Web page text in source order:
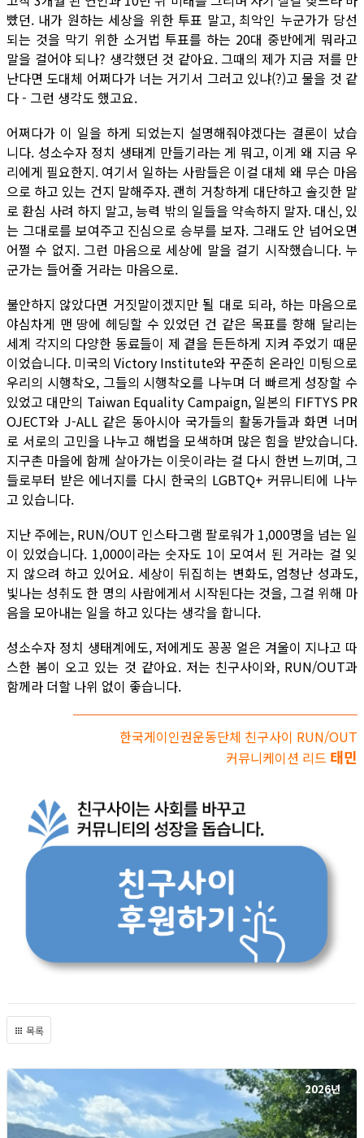
빴던. 내가 원하는 세상을 위한 투표 말고, 최악인 누군가가 당선
되는 것을 막기 위한 소거법 투표를 하는 20대 중반에게 뭐라고
말을 걸어야 되나? 생각했던 것 같아요. 그때의 제가 지금 저를 만
난다면 도대체 어쩌다가 너는 거기서 그러고 있냐(?)고 물을 것 같
다 - 그런 생각도 했고요.
어쩌다가 이 일을 하게 되었는지 설명해줘야겠다는 결론이 났습
니다. 성소수자 정치 생태계 만들기라는 게 뭐고, 이게 왜 지금 우
리에게 필요한지. 여기서 일하는 사람들은 이걸 대체 왜 무슨 마음
으로 하고 있는 건지 말해주자. 괜히 거창하게 대단하고 솔깃한 말
로 환심 사려 하지 말고, 능력 밖의 일들을 약속하지 말자. 대신, 있
는 그대로를 보여주고 진심으로 승부를 보자. 그래도 안 넘어오면
어쩔 수 없지. 그런 마음으로 세상에 말을 걸기 시작했습니다. 누
군가는 들어줄 거라는 마음으로.
불안하지 않았다면 거짓말이겠지만 될 대로 되라, 하는 마음으로
야심차게 맨 땅에 헤딩할 수 있었던 건 같은 목표를 향해 달리는
세계 각지의 다양한 동료들이 제 곁을 든든하게 지켜 주었기 때문
이었습니다. 미국의 Victory Institute와 꾸준히 온라인 미팅으로
우리의 시행착오, 그들의 시행착오를 나누며 더 빠르게 성장할 수
있었고 대만의 Taiwan Equality Campaign, 일본의 FIFTYS PR
OJECT와 J-ALL 같은 동아시아 국가들의 활동가들과 화면 너머
로 서로의 고민을 나누고 해법을 모색하며 많은 힘을 받았습니다.
지구촌 마을에 함께 살아가는 이웃이라는 걸 다시 한번 느끼며, 그
들로부터 받은 에너지를 다시 한국의 LGBTQ+ 커뮤니티에 나누
고 있습니다.
지난 주에는, RUN/OUT 인스타그램 팔로워가 1,000명을 넘는 일
이 있었습니다. 1,000이라는 숫자도 1이 모여서 된 거라는 걸 잊
지 않으려 하고 있어요. 세상이 뒤집히는 변화도, 엄청난 성과도,
빛나는 성취도 한 명의 사람에게서 시작된다는 것을, 그걸 위해 마
음을 모아내는 일을 하고 있다는 생각을 합니다.
성소수자 정치 생태계에도, 저에게도 꽁꽁 얼은 겨울이 지나고 따
스한 봄이 오고 있는 것 같아요. 저는 친구사이와, RUN/OUT과
함께라 더할 나위 없이 좋습니다.
한국게이인권운동단체 친구사이 RUN/OUT
커뮤니케이션 리드 태민
목록
2026년